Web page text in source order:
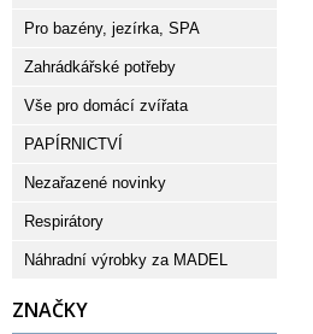
Pro bazény, jezírka, SPA
Zahrádkářské potřeby
Vše pro domácí zvířata
PAPÍRNICTVÍ
Nezařazené novinky
Respirátory
Náhradní výrobky za MADEL
ZNAČKY